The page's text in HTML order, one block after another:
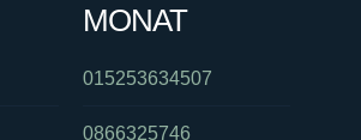
MONAT
015253634507
0866325746